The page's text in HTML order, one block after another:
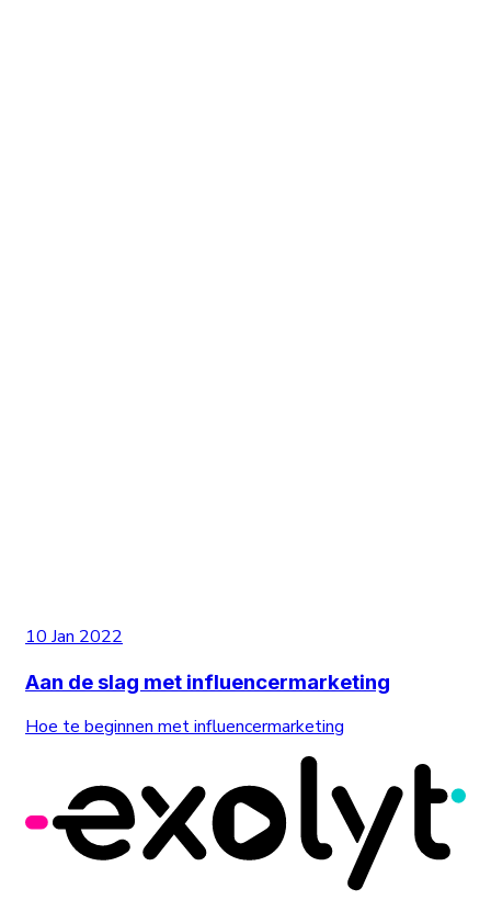
10 Jan 2022
Aan de slag met influencermarketing
Hoe te beginnen met influencermarketing